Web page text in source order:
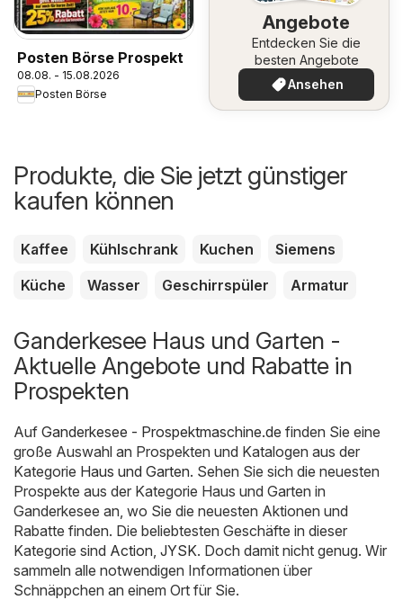
Posten Börse Prospekt
08.08. - 15.08.2026
Posten Börse
Angebote
Entdecken Sie die
besten Angebote
Ansehen
Produkte, die Sie jetzt günstiger
kaufen können
Kaffee Kühlschrank Kuchen
Siemens
Küche
Wasser Geschirrspüler Armatur
Ganderkesee Haus und Garten -
Aktuelle Angebote und Rabatte in
Prospekten
Auf Ganderkesee - Prospektmaschine.de finden Sie eine
große Auswahl an Prospekten und Katalogen aus der
Kategorie Haus und Garten. Sehen Sie sich die neuesten
Prospekte aus der Kategorie Haus und Garten in
Ganderkesee an, wo Sie die neuesten Aktionen und
Rabatte finden. Die beliebtesten Geschäfte in dieser
Kategorie sind Action JYSK. Doch damit nicht genug. Wir
sammeln alle notwendigen Informationen über
Schnäppchen an einem Ort für Sie.